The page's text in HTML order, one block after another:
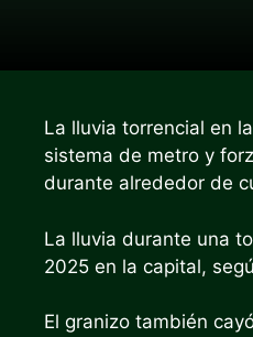
La lluvia torrencial en
sistema de metro y
durante alrededor de
La lluvia durante una
2025 en la capital,
El granizo también